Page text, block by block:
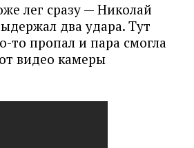
лег сразу — Николай
два удара. Тут
то пропал и пара смогла
видео камеры